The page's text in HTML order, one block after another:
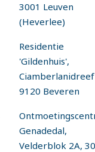
3001 Leuven
(Heverlee)
Residentie
'Gildenhuis',
9120 Beveren
Genadedal,
Velderblok 2A,